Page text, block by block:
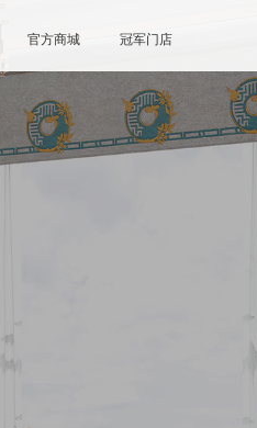
官方商城 冠军门店